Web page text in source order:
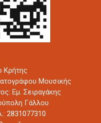
Κρήτης
Μουσικής
Εμ. Σειραγάκης
Γάλλου
2831077310